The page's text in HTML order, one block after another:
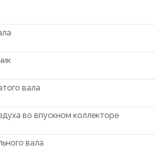
вала
во впускном коллекторе
вала